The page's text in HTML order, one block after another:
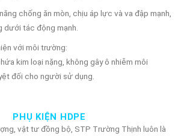
chống ăn mòn, chịu áp lực và va đập mạnh,
dưới tác động mạnh.
với môi trường:
kim loại nặng, không gây ô nhiễm môi
đối cho người sử dụng.
PHỤ KIỆN HDPE
vật tư đồng bộ, STP Trường Thịnh luôn là